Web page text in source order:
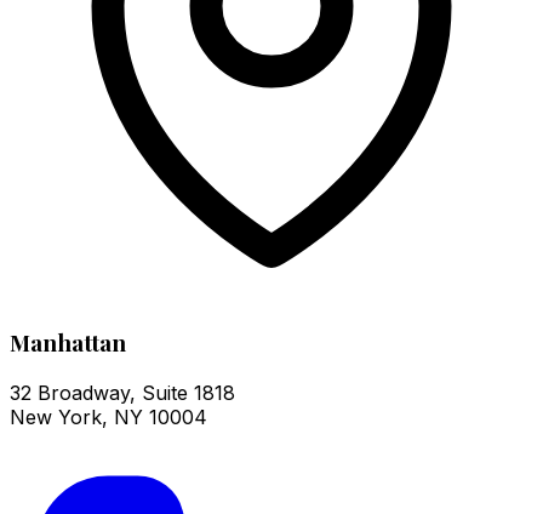
Manhattan
32 Broadway, Suite 1818
New York, NY 10004